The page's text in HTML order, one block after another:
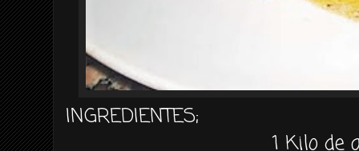
INGREDIENTES;
1 Kilo de